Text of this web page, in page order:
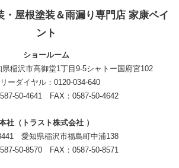
・屋根塗装＆雨漏り専門店 家康ペイ
ント
ショールーム
稲沢市高御堂1丁目9-5シャトー国府宮102
ーダイヤル：0120-034-640
50-4641 FAX：0587-50-4642
社（トラスト株式会社 ）
愛知県稲沢市福島町中浦138
50-8570 FAX：0587-50-8571